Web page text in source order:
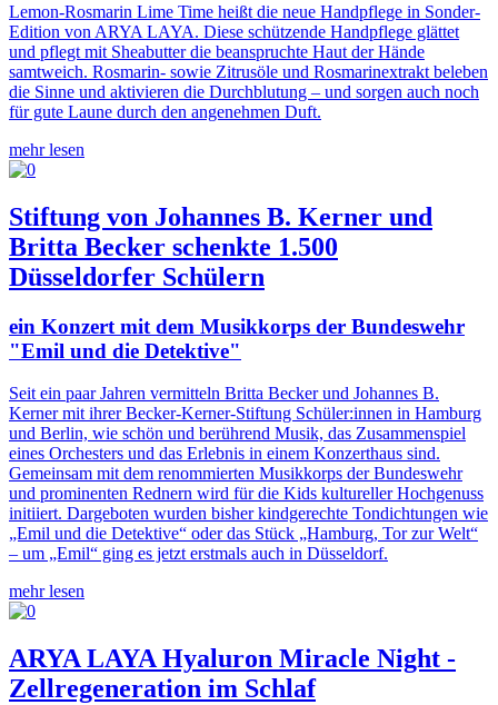
Lemon-Rosmarin Lime Time heißt die neue Handpflege in Sonder-
Edition von ARYA LAYA. Diese schützende Handpflege glättet
und pflegt mit Sheabutter die beanspruchte Haut der Hände
samtweich. Rosmarin- sowie Zitrusöle und Rosmarinextrakt beleben
die Sinne und aktivieren die Durchblutung – und sorgen auch noch
für gute Laune durch den angenehmen Duft.
mehr lesen
Stiftung von Johannes B. Kerner und
Britta Becker schenkte 1.500
Düsseldorfer Schülern
ein Konzert mit dem Musikkorps der Bundeswehr
"Emil und die Detektive"
Seit ein paar Jahren vermitteln Britta Becker und Johannes B.
Kerner mit ihrer Becker-Kerner-Stiftung Schüler:innen in Hamburg
und Berlin, wie schön und berührend Musik, das Zusammenspiel
eines Orchesters und das Erlebnis in einem Konzerthaus sind.
Gemeinsam mit dem renommierten Musikkorps der Bundeswehr
und prominenten Rednern wird für die Kids kultureller Hochgenuss
initiiert. Dargeboten wurden bisher kindgerechte Tondichtungen wie
„Emil und die Detektive“ oder das Stück „Hamburg, Tor zur Welt“
– um „Emil“ ging es jetzt erstmals auch in Düsseldorf.
mehr lesen
ARYA LAYA Hyaluron Miracle Night -
Zellregeneration im Schlaf